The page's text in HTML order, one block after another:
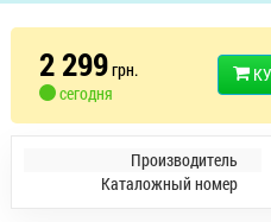
2 299грн.
сегодня
Производитель
Каталожный номер